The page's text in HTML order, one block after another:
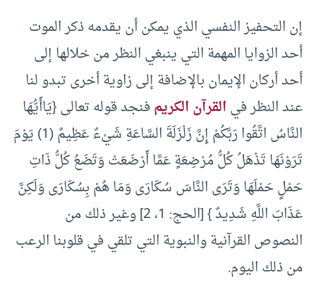
إن التحفيز النفسي الذي يمكن أن يقدمه ذكر الموت
أحد الزوايا المهمة التي ينبغي النظر من خلالها إلى
أحد أركان الإيمان بالإضافة إلى زاوية أخرى تبدو لنا
عند النظر فيالقرآن الكريمفنجد قوله تعالى {يَاأَيُّهَا
النَّاسُ اتَّقُوا رَبَّكُمْ إِنَّ زَلْزَلَةَ السَّاعَةِ شَيْءٌ عَظِيمٌ (1) يَوْمَ
تَرَوْنَهَا تَذْهَلُ كُلُّ مُرْضِعَةٍ عَمَّا أَرْضَعَتْ وَتَضَعُ كُلُّ ذَاتِ
حَمْلٍ حَمْلَهَا وَتَرَى النَّاسَ سُكَارَى وَمَا هُمْ بِسُكَارَى وَلَكِنَّ
عَذَابَ اللَّهِ شَدِيدٌ } [الحج: 1، 2] وغير ذلك من
النصوص القرآنية والنبوية التي تلقي في قلوبنا الرعب
من ذلك اليوم.